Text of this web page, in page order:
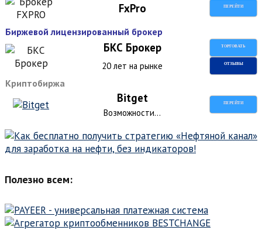
FxPro ПЕРЕЙТИ
Биржевой лицензированный брокер
БКС Брокер ТОРГОВАТЬ
20 лет на рынке ОТЗЫВЫ
Криптобиржа
Bitget ПЕРЕЙТИ
Возможности...
Полезно всем: